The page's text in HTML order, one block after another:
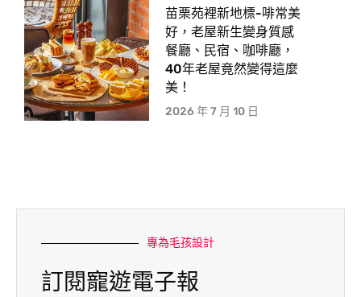
苗栗苑裡新地標-啡常美
好，老屋新生變身質感
餐廳、民宿、咖啡廳，
40年老屋竟然變得這麼
美！
2026 年 7 月 10 日
專為毛孩設計
訂閱寵遊電子報